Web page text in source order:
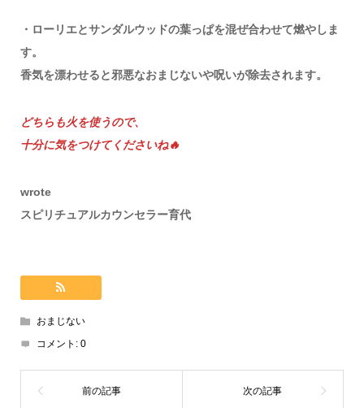
・ローリエとサンダルウッドの葉っぱを混ぜ合わせて燃やしま
す。
香気を漂わせると邪悪なおまじないや呪いが除去されます。
どちらも火を使うので、
十分に気をつけてくださいね🔥
wrote
スピリチュアルカウンセラー育代
おまじない
コメント: 0